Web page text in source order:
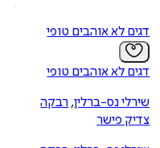
דגים לא אוהבים טופי
דגים לא אוהבים טופי
שירלי נס-ברלין, רבקה
צדיק פישר